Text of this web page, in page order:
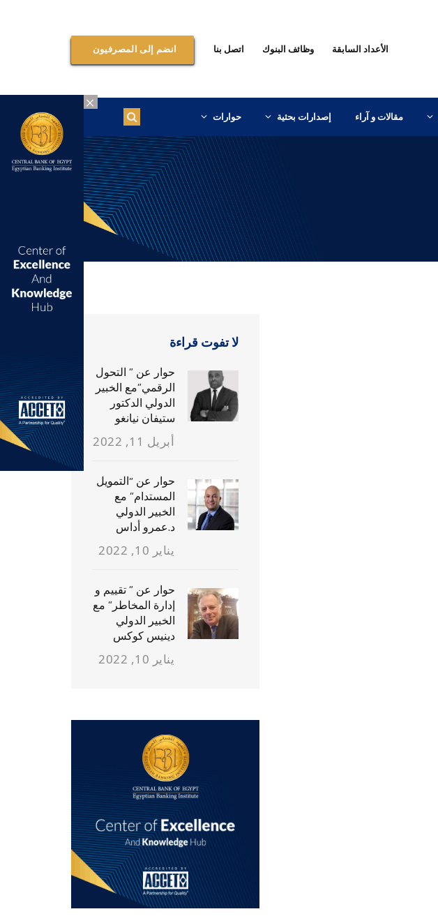
×
الأعداد السابقة وظائف البنوك اتصل بنا انضم إلى المصرفيون
مقالات و آراء إصدارات بحثية حوارات
لا تفوت قراءة
حوار عن ” التحول
الرقمي”مع الخبير
الدولي الدكتور
ستيفان نيانغو
أبريل 11, 2022
حوار عن “التمويل
المستدام” مع
الخبير الدولي
د.عمرو أداس
يناير 10, 2022
حوار عن ” تقييم و
إدارة المخاطر” مع
الخبير الدولي
دينيس كوكس
يناير 10, 2022